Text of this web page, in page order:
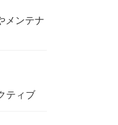
メンテナ
ティブ